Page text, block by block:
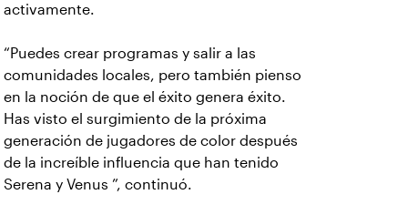
activamente.
“Puedes crear programas y salir a las
comunidades locales, pero también pienso
en la noción de que el éxito genera éxito.
Has visto el surgimiento de la próxima
generación de jugadores de color después
de la increíble influencia que han tenido
Serena y Venus ”, continuó.